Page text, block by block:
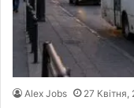
Alex Jobs 27 Квітня,